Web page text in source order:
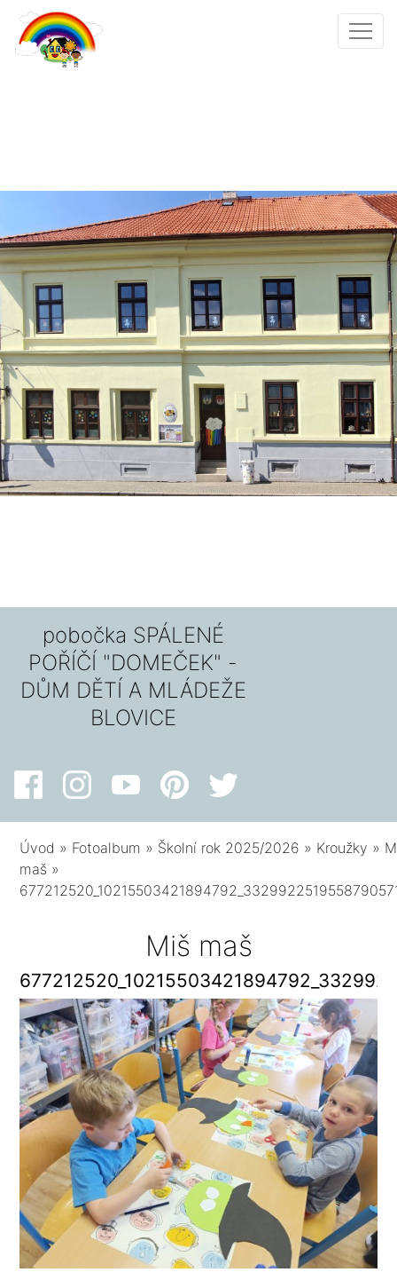
pobočka SPÁLENÉ
POŘÍČÍ "DOMEČEK" -
DŮM DĚTÍ A MLÁDEŽE
BLOVICE
Úvod » Fotoalbum » Školní rok 2025/2026 » Kroužky »
maš »
Miš maš